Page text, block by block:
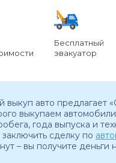
Бесплатный
эвакуатор
авто предлагает
выкупаем
года выпуска и
сделку по
– вы получите деньги